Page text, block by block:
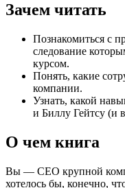
Зачем читать
Познакомиться с
следование
курсом.
Понять, какие
компании.
Узнать, какой
и Биллу Гейтсу (и
О чем книга
Вы — CEO крупной
хотелось бы, конечно,